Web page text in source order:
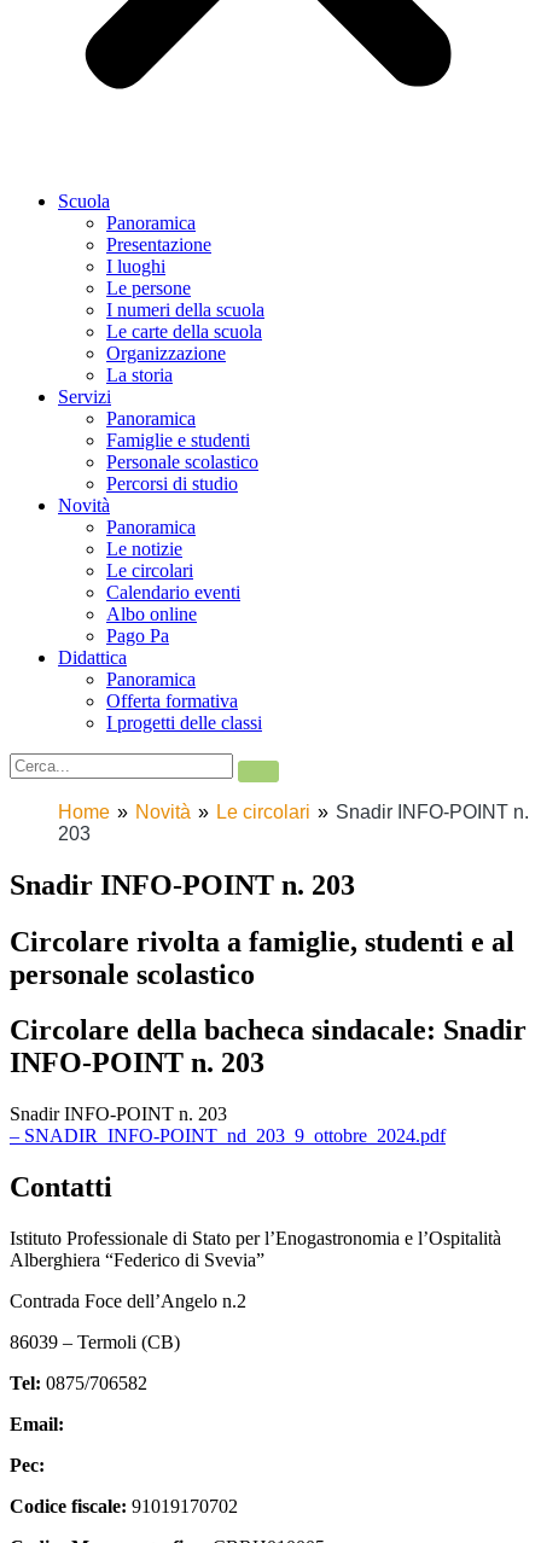
Scuola
Panoramica
Presentazione
I luoghi
Le persone
I numeri della scuola
Le carte della scuola
Organizzazione
La storia
Servizi
Panoramica
Famiglie e studenti
Personale scolastico
Percorsi di studio
Novità
Panoramica
Le notizie
Le circolari
Calendario eventi
Albo online
Pago Pa
Didattica
Panoramica
Offerta formativa
I progetti delle classi
Home Novità Le circolari
Snadir INFO-POINT n.
203
Snadir INFO-POINT n. 203
Circolare rivolta a famiglie, studenti e al
personale scolastico
Circolare della bacheca sindacale: Snadir
INFO-POINT n. 203
Snadir INFO-POINT n. 203
– SNADIR_INFO-POINT_nd_203_9_ottobre_2024.pdf
Contatti
Istituto Professionale di Stato per l’Enogastronomia e l’Ospitalità
Alberghiera “Federico di Svevia”
Contrada Foce dell’Angelo n.2
86039 – Termoli (CB)
Tel: 0875/706582
Email:
Pec:
Codice fiscale: 91019170702